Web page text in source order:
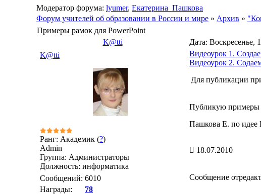
Модератор форума: lyumer, Екатерина_Пашкова
Форум учителей об образовании в России и мире » Архив »
Примеры рамок для PowerPoint
K@tti
Дата: Воскресенье,
K@tti
Ранг: Академик (?)
Admin
Группа: Администраторы
Должность: информатика
Сообщений: 6010
Награды:
78
Видеоурок 1.
Видеоурок 2.
Для публикации
Публикую примеры
Пашкова Е. по
18.07.2010
Сообщение